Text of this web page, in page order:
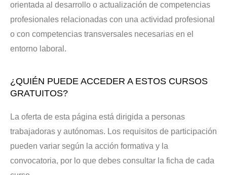
orientada al desarrollo o actualización de competencias
profesionales relacionadas con una actividad profesional
o con competencias transversales necesarias en el
entorno laboral.
¿QUIÉN PUEDE ACCEDER A ESTOS CURSOS
GRATUITOS?
La oferta de esta página está dirigida a personas
trabajadoras y autónomas. Los requisitos de participación
pueden variar según la acción formativa y la
convocatoria, por lo que debes consultar la ficha de cada